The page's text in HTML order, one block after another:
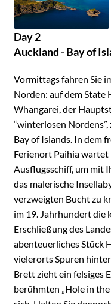
Day 2
Auckland - Bay of
Vormittags fahren Sie
Norden: auf dem State
Whangarei, der
“winterlosen
Bay of Islands. In dem
Ferienort Paihia wartet
Ausflugsschiff, um mit
das malerische
verzweigten Bucht zu
im 19. Jahrhundert die
Erschließung des
abenteuerliches Stück
vielerorts Spuren
Brett zieht ein felsiges
berühmten „Hole in the